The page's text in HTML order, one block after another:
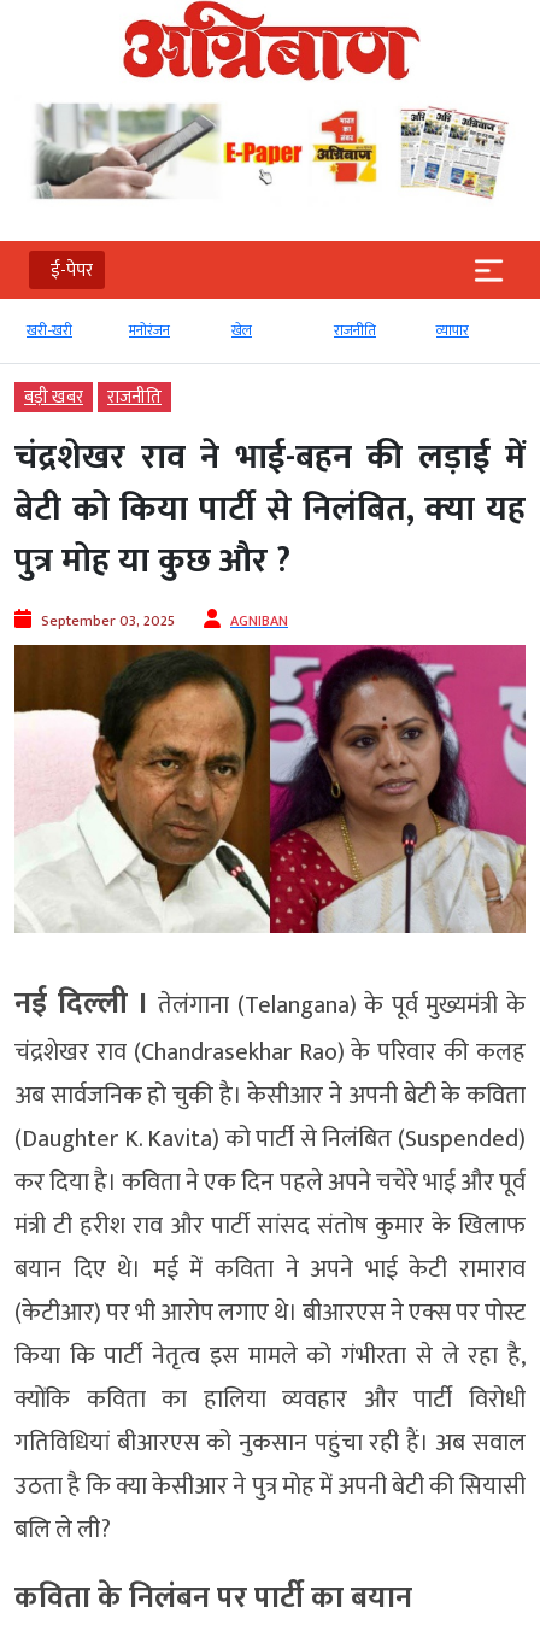
ई-पेपर
खरी-खरी मनोरंजन राजनीति व्‍यापार
बड़ी खबर राजनीति
चंद्रशेखर राव ने भाई-बहन की लड़ाई में
बेटी को किया पार्टी से निलंबित, क्‍या यह
पुत्र मोह या कुछ और ?
September 03, 2025 AGNIBAN
नई दिल्‍ली । तेलंगाना (Telangana) के पूर्व मुख्यमंत्री के
चंद्रशेखर राव (Chandrasekhar Rao) के परिवार की कलह
अब सार्वजनिक हो चुकी है। केसीआर ने अपनी बेटी के कविता
(Daughter K. Kavita) को पार्टी से निलंबित (Suspended)
कर दिया है। कविता ने एक दिन पहले अपने चचेरे भाई और पूर्व
मंत्री टी हरीश राव और पार्टी सांसद संतोष कुमार के खिलाफ
बयान दिए थे। मई में कविता ने अपने भाई केटी रामाराव
(केटीआर) पर भी आरोप लगाए थे। बीआरएस ने एक्स पर पोस्ट
किया कि पार्टी नेतृत्व इस मामले को गंभीरता से ले रहा है,
क्योंकि कविता का हालिया व्यवहार और पार्टी विरोधी
गतिविधियां बीआरएस को नुकसान पहुंचा रही हैं। अब सवाल
उठता है कि क्या केसीआर ने पुत्र मोह में अपनी बेटी की सियासी
बलि ले ली?
कविता के निलंबन पर पार्टी का बयान